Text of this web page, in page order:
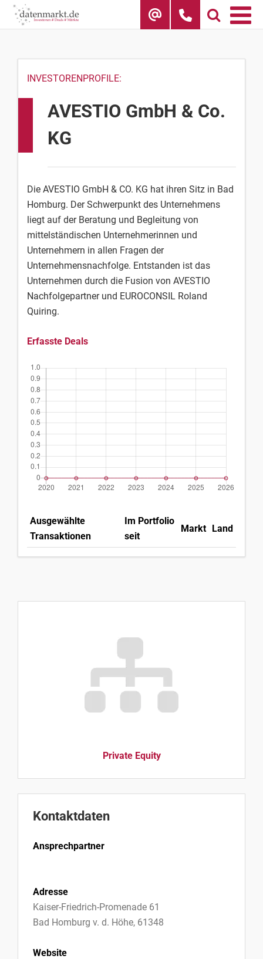
Skip
INVESTORENPROFILE:
AVESTIO GmbH & Co.
KG
Die AVESTIO GmbH & CO. KG hat ihren Sitz in Bad
Homburg. Der Schwerpunkt des Unternehmens
liegt auf der Beratung und Begleitung von
mittelständischen Unternehmerinnen und
Unternehmern in allen Fragen der
Unternehmensnachfolge. Entstanden ist das
Unternehmen durch die Fusion von AVESTIO
Nachfolgepartner und EUROCONSIL Roland
Quiring.
Erfasste Deals
Ausgewählte
Transaktionen
Im Portfolio
seit
Markt Land
Private Equity
Kontaktdaten
Ansprechpartner
Adresse
Kaiser-Friedrich-Promenade 61
Bad Homburg v. d. Höhe, 61348
Website